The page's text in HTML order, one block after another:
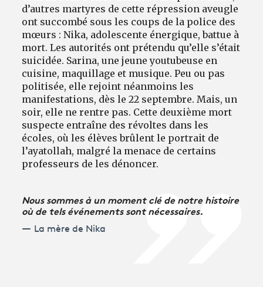
d’autres martyres de cette répression aveugle
ont succombé sous les coups de la police des
mœurs : Nika, adolescente énergique, battue à
mort. Les autorités ont prétendu qu’elle s’était
suicidée. Sarina, une jeune youtubeuse en
cuisine, maquillage et musique. Peu ou pas
politisée, elle rejoint néanmoins les
manifestations, dès le 22 septembre. Mais, un
soir, elle ne rentre pas. Cette deuxième mort
suspecte entraîne des révoltes dans les
écoles, où les élèves brûlent le portrait de
l’ayatollah, malgré la menace de certains
professeurs de les dénoncer.
Nous sommes à un moment clé de notre histoire
où de tels événements sont nécessaires.
La mère de Nika